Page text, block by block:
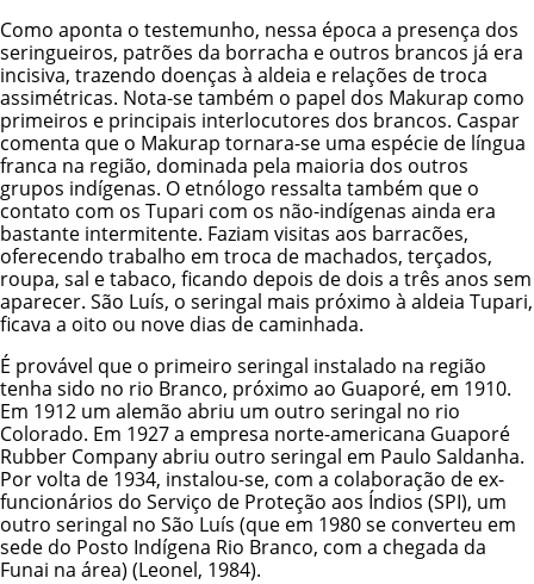
Como aponta o testemunho, nessa época a presença dos
seringueiros, patrões da borracha e outros brancos já era
incisiva, trazendo doenças à aldeia e relações de troca
assimétricas. Nota-se também o papel dos Makurap como
primeiros e principais interlocutores dos brancos. Caspar
comenta que o Makurap tornara-se uma espécie de língua
franca na região, dominada pela maioria dos outros
grupos indígenas. O etnólogo ressalta também que o
contato com os Tupari com os não-indígenas ainda era
bastante intermitente. Faziam visitas aos barracões,
oferecendo trabalho em troca de machados, terçados,
roupa, sal e tabaco, ficando depois de dois a três anos sem
aparecer. São Luís, o seringal mais próximo à aldeia Tupari,
ficava a oito ou nove dias de caminhada.
É provável que o primeiro seringal instalado na região
tenha sido no rio Branco, próximo ao Guaporé, em 1910.
Em 1912 um alemão abriu um outro seringal no rio
Colorado. Em 1927 a empresa norte-americana Guaporé
Rubber Company abriu outro seringal em Paulo Saldanha.
Por volta de 1934, instalou-se, com a colaboração de ex-
funcionários do Serviço de Proteção aos Índios (SPI), um
outro seringal no São Luís (que em 1980 se converteu em
sede do Posto Indígena Rio Branco, com a chegada da
Funai na área) (Leonel, 1984).